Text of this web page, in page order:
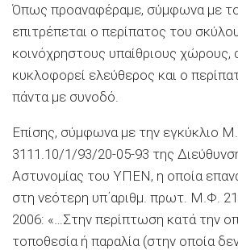
Όπως προαναφέραμε, σύμφωνα με
επιτρέπεται ο περίπατος του
κοινόχρηστους υπαίθριους χώρους,
κυκλοφορεί ελεύθερος και ο
πάντα με συνοδό.
Επίσης, σύμφωνα με την εγκύκλιο
3111.10/1/93/20-05-93 της
Αστυνομίας του ΥΠΕΝ, η οποία
στη νεότερη υπ΄αριθμ. πρωτ. Μ.Φ.
2006: «…Στην περίπτωση κατά την
τοποθεσία ή παραλία (στην οποία